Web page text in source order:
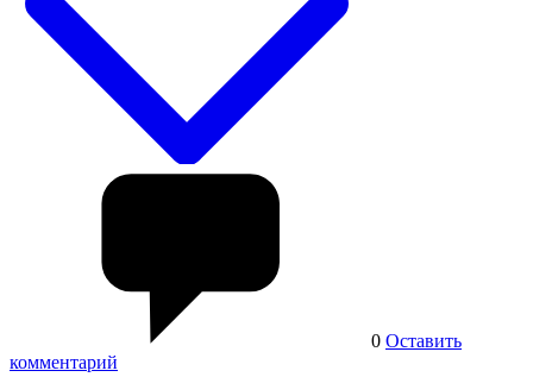
0 Оставить
комментарий